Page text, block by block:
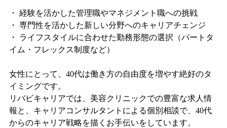
・ 経験を活かした管理職やマネジメント職への挑戦
・ 専門性を活かした新しい分野へのキャリアチェンジ
・ ライフスタイルに合わせた勤務形態の選択（パートタ
イム・フレックス制度など）
女性にとって、40代は働き方の自由度を増やす絶好のタ
イミングです。
リバビキャリアでは、美容クリニックでの豊富な求人情
報と、キャリアコンサルタントによる個別相談で、40代
からのキャリア戦略を描くお手伝いをしています。